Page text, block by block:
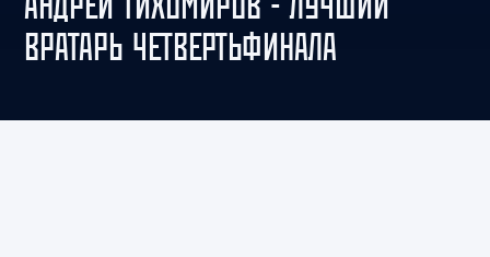
ВРАТАРЬ ЧЕТВЕРТЬФИНАЛА